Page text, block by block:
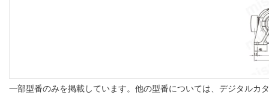
一部型番のみを掲載しています。他の型番については、デジタルカ